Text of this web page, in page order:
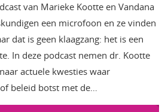
van Marieke Kootte en Vandana
een microfoon en ze vinden
dat is geen klaagzang: het is een
In deze podcast nemen dr. Kootte
actuele kwesties waar
beleid botst met de…